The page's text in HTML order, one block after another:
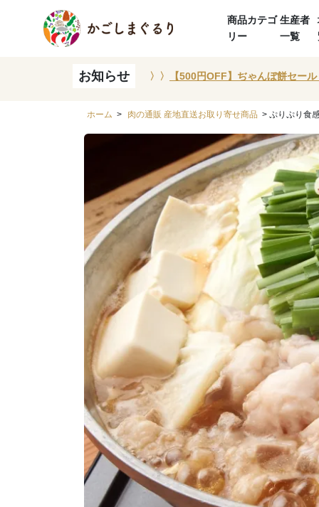
商品カテゴ
リー
生産者
一覧
お知らせ 〉〉 【500円OFF】ぢゃんぼ餅セー
ホーム > 肉の通販 産地直送お取り寄せ商品 > ぷりぷり食